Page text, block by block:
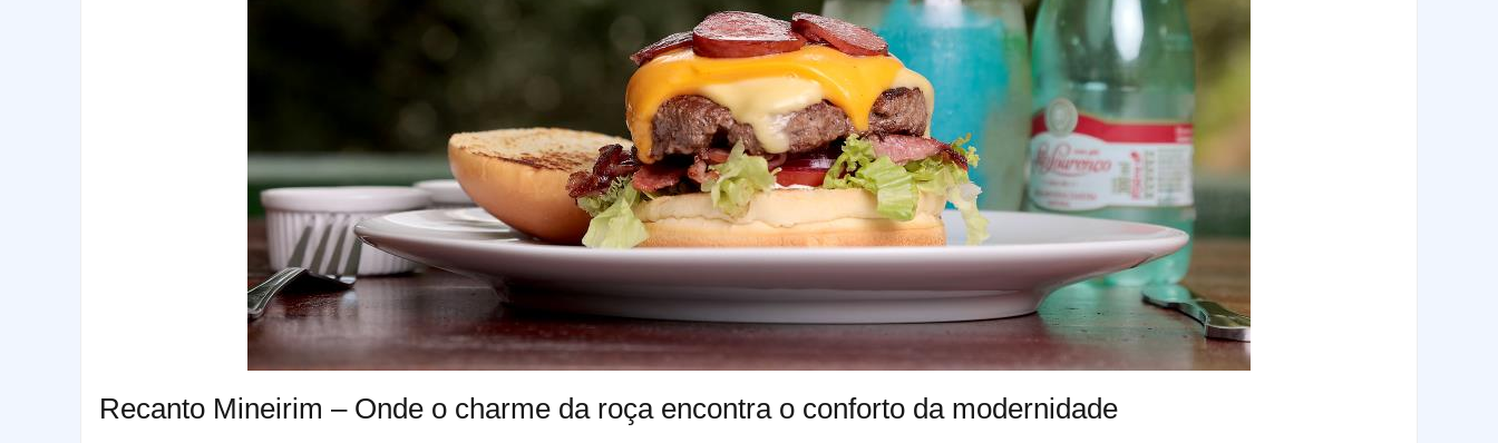
Recanto Mineirim – Onde o charme da roça encontra o conforto da modernidade